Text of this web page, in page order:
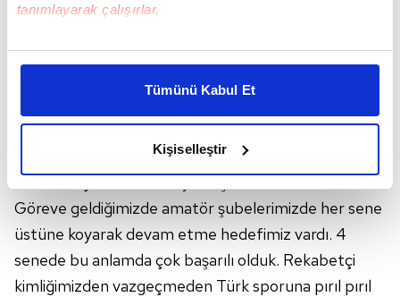
tanımlayarak çalışırlar.
Bu çerezlere izin vermeniz halinde sizlere özel
daha iyi reklam deneyimi yaşatabiliriz. Bunu yaparken
amacımızın size daha iyi bir reklam deneyimi sunmak
elimizden gelen çabayı gösterdiğimizi ve bu noktada,
kalemimiz olduğunu sizlere hatırlatmak isteriz.
Her halükârda, kullanıcılar, bu çerezlere izin vermedikleri
takdirde, kullanıcılara hedefli reklamlar
gösterilmeyecektir."
Tümünü Kabul Et
Kişiselleştir
HAZIRLANACAĞIZ"
kutladık. Her dakikası mükemmel bir geceyi tüm
taraftarlarımızla birlikte yaşadık. Şimdi daha büyük
hedefler için hazırlanmaya başlamanın zamanı.
Göreve geldiğimizde amatör şubelerimizde her sene
üstüne koyarak devam etme hedefimiz vardı. 4
senede bu anlamda çok başarılı olduk. Rekabetçi
kimliğimizden vazgeçmeden Türk sporuna pırıl pırıl